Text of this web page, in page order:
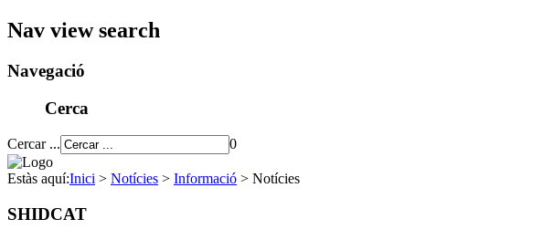
Nav view search
Navegació
Cerca
Cercar ... 0
Estàs aquí:Inici > Notícies > Informació > Notícies
SHIDCAT